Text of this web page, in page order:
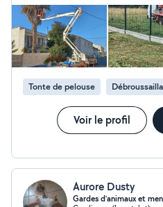
Peinture porte Peinture mur muret Peinture ferronnerie
Je dispose de toutes les
activité professionnelle. Je me déplace dans toute la
Gironde et effectue des
sur un chantier, je m'engage à 100%
consulter mes photos de
pour tout besoin. Déplacement conseille et devis
Tonte de pelouse
Voir le profil
Aurore Dusty
Gardes d’animaux et